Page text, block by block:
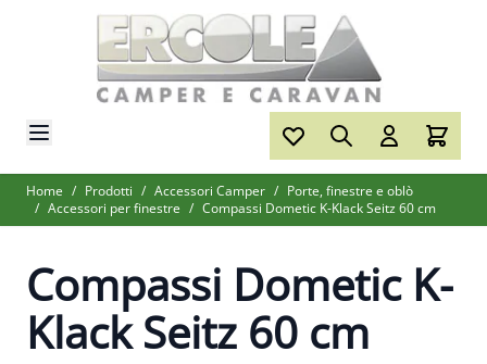
Salta al contenuto
Home / Prodotti / Accessori Camper / Porte, finestre e oblò
/ Accessori per finestre / Compassi Dometic K-Klack Seitz 60 cm
Compassi Dometic K-
Klack Seitz 60 cm